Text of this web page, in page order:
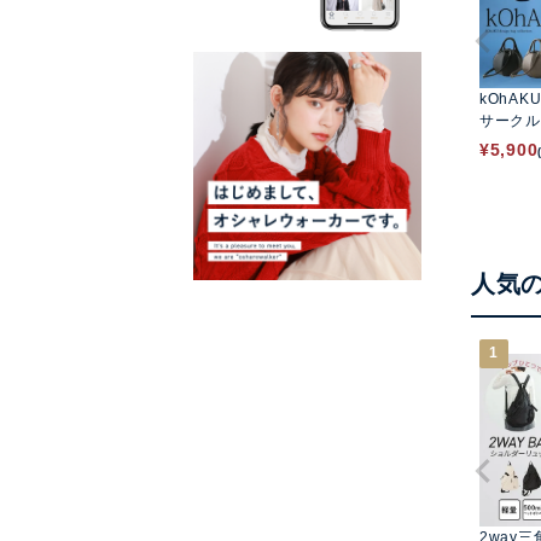
kOhAKU
サーク
バッグ
¥5,900
人気
1
2way三